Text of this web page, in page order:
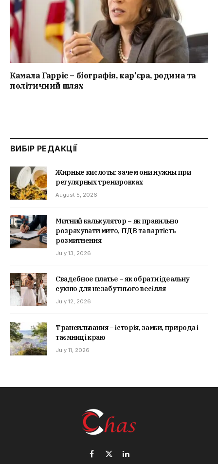
Камала Гарріс – біографія, кар’єра, родина та
політичний шлях
ВИБІР РЕДАКЦІЇ
Жирные кислоты: зачем они нужны при
регулярных тренировках
August 5, 2026
Митний калькулятор – як правильно
розрахувати мито, ПДВ та вартість
розмитнення
July 13, 2026
Свадебное платье – як обрати ідеальну
сукню для незабутнього весілля
July 12, 2026
Трансильвания – історія, замки, природа і
таємниці краю
July 11, 2026
Facebook
X LinkedIn